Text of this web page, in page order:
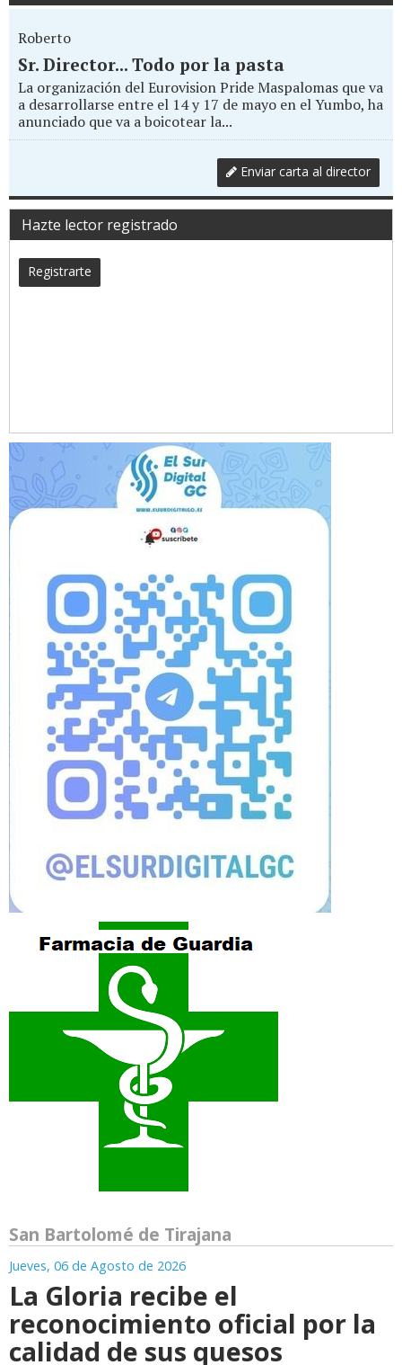
Roberto
Sr. Director... Todo por la pasta
La organización del Eurovision Pride Maspalomas que va
a desarrollarse entre el 14 y 17 de mayo en el Yumbo, ha
anunciado que va a boicotear la...
Enviar carta al director
Hazte lector registrado
Registrarte
San Bartolomé de Tirajana
Jueves, 06 de Agosto de 2026
La Gloria recibe el
reconocimiento oficial por la
calidad de sus quesos